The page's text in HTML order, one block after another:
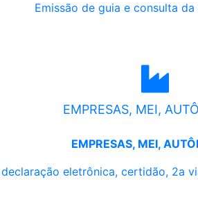
Emissão de guia e consulta
EMPRESAS, MEI,
EMPRESAS, MEI,
eletrônica, certidão, 2a